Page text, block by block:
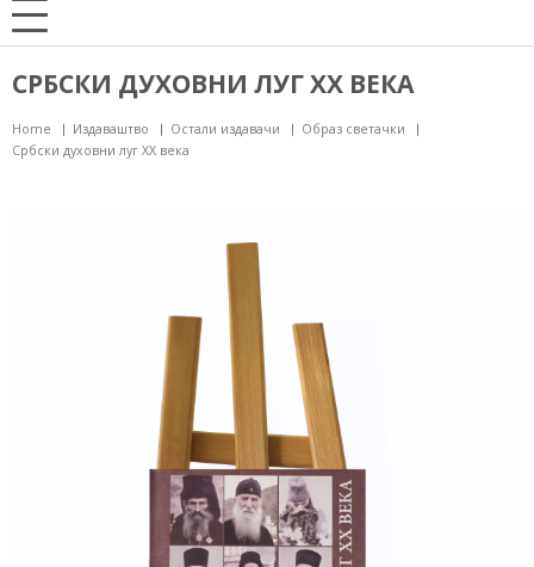
СРБСКИ ДУХОВНИ ЛУГ XX ВЕКА
Home Издаваштво Остали издавачи
Образ светачки
Србски духовни луг XX века